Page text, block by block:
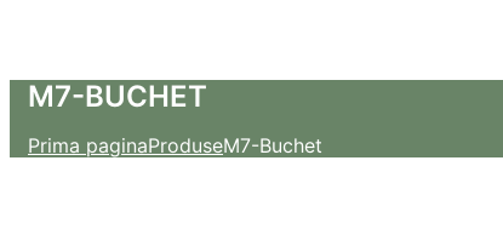
M7-BUCHET
Prima paginaProduseM7-Buchet